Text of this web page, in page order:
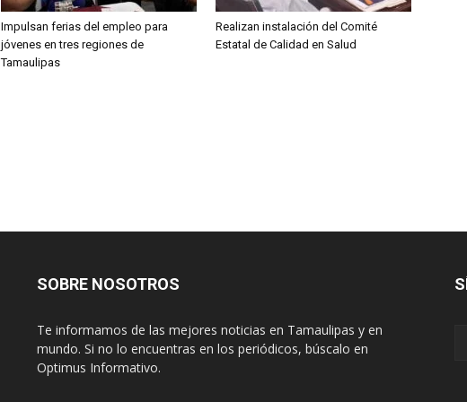
Impulsan ferias del empleo para
jóvenes en tres regiones de
Tamaulipas
Realizan instalación del Comité
Estatal de Calidad en Salud
SOBRE NOSOTROS
Te informamos de las mejores noticias en Tamaulipas y en
mundo. Si no lo encuentras en los periódicos, búscalo en
Optimus Informativo.